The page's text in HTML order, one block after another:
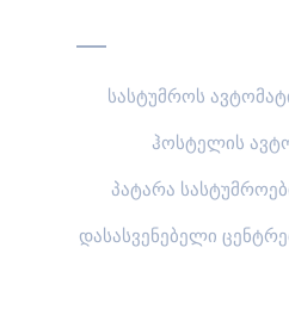
სასტუმროს
ჰოსტელის
პატარა
დასასვენებელი